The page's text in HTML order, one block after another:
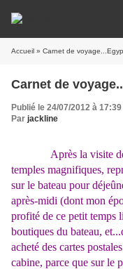
Accueil » Carnet de
Carnet de
Publié le 24/07/2012 à 17:39
Par jackline
Après la visite
temples magnifiques,
sur le bateau pour
après-midi (dont mon
profité de ce petit temps
boutiques du bateau,
acheté des cartes
cabine, parce que sur le